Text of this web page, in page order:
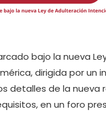
bajo la nueva
dirigida por un
de la nueva
en un foro